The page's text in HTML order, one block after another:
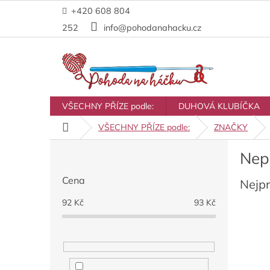
+420 608 804
252
info@pohodanahacku.cz
VŠECHNY PŘÍZE podle: DUHOVÁ KLUBÍČKA
Domů VŠECHNY PŘÍZE podle: ZNAČKY
Cena
92 Kč 93 Kč